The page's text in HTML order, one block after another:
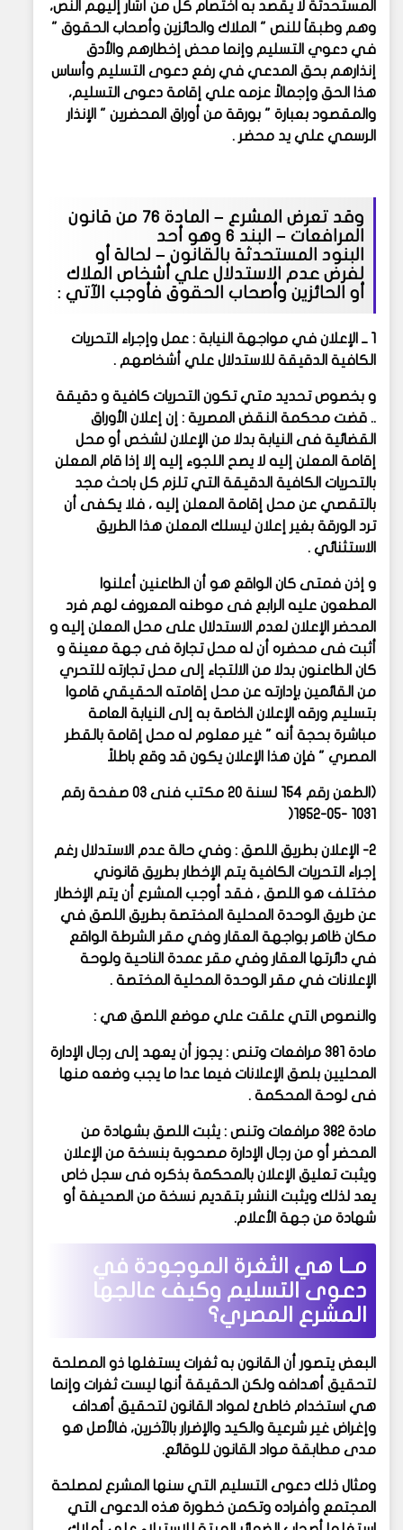
المستحدثة لا يقصد به اختصام كل من أشار إليهم النص،
وهم وطبقاً للنص " الملاك والحائزين وأصحاب الحقوق "
في دعوي التسليم وإنما محض إخطارهم والأدق
إنذارهم بحق المدعي في رفع دعوى التسليم وأساس
هذا الحق وإجمالاً عزمه علي إقامة دعوى التسليم،
والمقصود بعبارة " بورقة من أوراق المحضرين " الإنذار
الرسمي علي يد محضر .
وقد تعرض المشرع – المادة 76 من قانون
المرافعات – البند 6 وهو أحد
البنود المستحدثة بالقانون – لحالة أو
لفرض عدم الاستدلال علي أشخاص الملاك
أو الحائزين وأصحاب الحقوق فأوجب الآتي :
1 ــ الإعلان في مواجهة النيابة : عمل وإجراء التحريات
الكافية الدقيقة للاستدلال علي أشخاصهم .
و بخصوص تحديد متي تكون التحريات كافية و دقيقة
.. قضت محكمة النقض المصرية : إن إعلان الأوراق
القضائية فى النيابة بدلا من الإعلان لشخص أو محل
إقامة المعلن إليه لا يصح اللجوء إليه إلا إذا قام المعلن
بالتحريات الكافية الدقيقة التي تلزم كل باحث مجد
بالتقصي عن محل إقامة المعلن إليه ، فلا يكفى أن
ترد الورقة بغير إعلان ليسلك المعلن هذا الطريق
الاستثنائي .
و إذن فمتى كان الواقع هو أن الطاعنين أعلنوا
المطعون عليه الرابع فى موطنه المعروف لهم فرد
المحضر الإعلان لعدم الاستدلال على محل المعلن إليه و
أثبت فى محضره أن له محل تجارة فى جهة معينة و
كان الطاعنون بدلا من الالتجاء إلى محل تجارته للتحري
من القائمين بإدارته عن محل إقامته الحقيقي قاموا
بتسليم ورقه الإعلان الخاصة به إلى النيابة العامة
مباشرة بحجة أنه " غير معلوم له محل إقامة بالقطر
المصري " فإن هذا الإعلان يكون قد وقع باطلاً
(الطعن رقم 154 لسنة 20 مكتب فنى 03 صفحة رقم
1031 -05-1952(
2- الإعلان بطريق اللصق : وفي حالة عدم الاستدلال رغم
إجراء التحريات الكافية يتم الإخطار بطريق قانوني
مختلف هو اللصق ، فقد أوجب المشرع أن يتم الإخطار
عن طريق الوحدة المحلية المختصة بطريق اللصق في
مكان ظاهر بواجهة العقار وفي مقر الشرطة الواقع
في دائرتها العقار وفي مقر عمدة الناحية ولوحة
الإعلانات في مقر الوحدة المحلية المختصة .
والنصوص التي علقت علي موضع اللصق هي :
مادة 381 مرافعات وتنص : يجوز أن يعهد إلى رجال الإدارة
المحليين بلصق الإعلانات فيما عدا ما يجب وضعه منها
فى لوحة المحكمة .
مادة 382 مرافعات وتنص : يثبت اللصق بشهادة من
المحضر أو من رجال الإدارة مصحوبة بنسخة من الإعلان
ويثبت تعليق الإعلان بالمحكمة بذكره فى سجل خاص
يعد لذلك ويثبت النشر بتقديم نسخة من الصحيفة أو
شهادة من جهة الأعلام.
مــا هي الثغرة الموجودة في
دعوى التسليم وكيف عالجها
المشرع المصري؟
البعض يتصور أن القانون به ثغرات يستغلها ذو المصلحة
لتحقيق أهدافه ولكن الحقيقة أنها ليست ثغرات وإنما
هي استخدام خاطئ لمواد القانون لتحقيق أهداف
وإغراض غير شرعية والكيد والإضرار بالآخرين، فالأصل هو
مدى مطابقة مواد القانون للوقائع.
ومثال ذلك دعوى التسليم التي سنها المشرع لمصلحة
المجتمع وأفراده وتكمن خطورة هذه الدعوى التي